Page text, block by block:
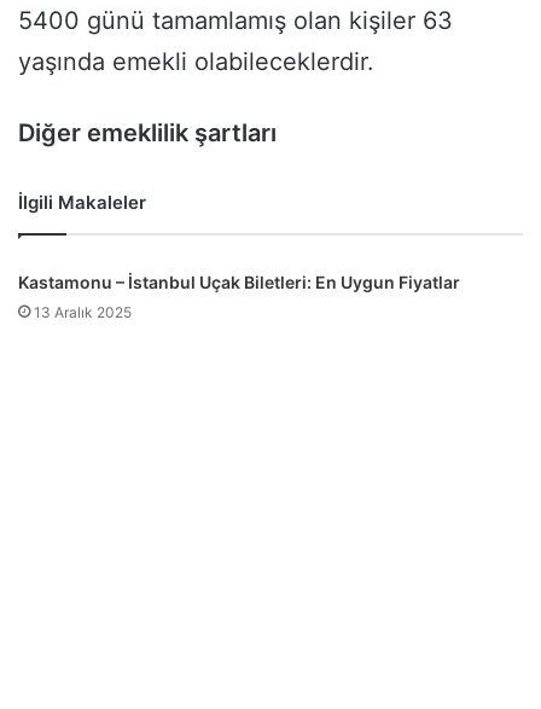
5400 günü tamamlamış olan kişiler 63
yaşında emekli olabileceklerdir.
Diğer emeklilik şartları
İlgili Makaleler
Kastamonu – İstanbul Uçak Biletleri: En Uygun Fiyatlar
13 Aralık 2025